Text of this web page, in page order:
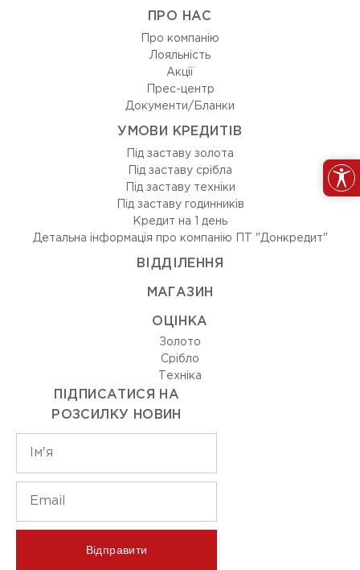
ПРО НАС
Про компанію
Лояльність
Акції
Прес-центр
Документи/Бланки
УМОВИ КРЕДИТІВ
Під заставу золота
Під заставу срібла
Під заставу техніки
Під заставу годинників
Кредит на 1 день
Детальна інформація про компанію ПТ "Донкредит"
ВIДДIЛЕННЯ
МАГАЗИН
ОЦIНКА
Золото
Срiбло
Технiка
ПІДПИСАТИСЯ НА
РОЗСИЛКУ НОВИН
Відправити